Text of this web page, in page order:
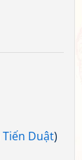
Tiến Duật)